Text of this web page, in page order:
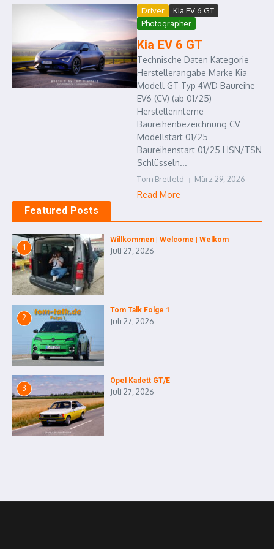
Driver
Kia EV 6 GT
Photographer
Kia EV 6 GT
Technische Daten Kategorie
Herstellerangabe Marke Kia
Modell GT Typ 4WD Baureihe
EV6 (CV) (ab 01/25)
Herstellerinterne
Baureihenbezeichnung CV
Modellstart 01/25
Baureihenstart 01/25 HSN/TSN
Schlüsseln...
Tom Bretfeld März 29, 2026
Read More
Featured Posts
1
Willkommen | Welcome | Welkom
Juli 27, 2026
2
Tom Talk Folge 1
Juli 27, 2026
3
Opel Kadett GT/E
Juli 27, 2026